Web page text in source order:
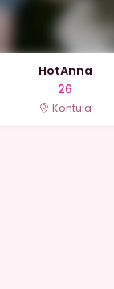
HotAnna
26
Kontula